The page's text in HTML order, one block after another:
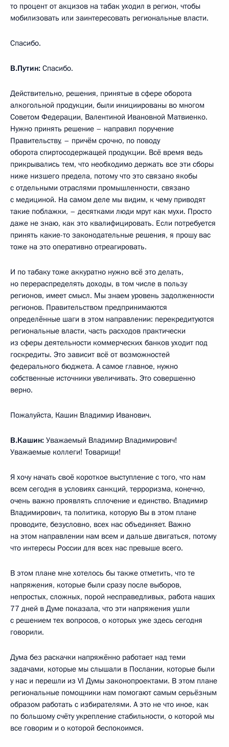
то процент от акцизов на табак уходил в регион, чтобы
мобилизовать или заинтересовать региональные власти.
Спасибо.
В.Путин: Спасибо.
Действительно, решения, принятые в сфере оборота
алкогольной продукции, были инициированы во многом
Советом Федерации, Валентиной Ивановной Матвиенко.
Нужно принять решение – направил поручение
Правительству, – причём срочно, по поводу
оборота спиртосодержащей продукции. Всё время ведь
прикрывались тем, что необходимо держать все эти сборы
ниже низшего предела, потому что это связано якобы
с отдельными отраслями промышленности, связано
с медициной. На самом деле мы видим, к чему приводят
такие поблажки, – десятками люди мрут как мухи. Просто
даже не знаю, как это квалифицировать. Если потребуется
принять какие-то законодательные решения, я прошу вас
тоже на это оперативно отреагировать.
И по табаку тоже аккуратно нужно всё это делать,
но перераспределять доходы, в том числе в пользу
регионов, имеет смысл. Мы знаем уровень задолженности
регионов. Правительством предпринимаются
определённые шаги в этом направлении: перекредитуются
региональные власти, часть расходов практически
из сферы деятельности коммерческих банков уходит под
госкредиты. Это зависит всё от возможностей
федерального бюджета. А самое главное, нужно
собственные источники увеличивать. Это совершенно
верно.
Пожалуйста, Кашин Владимир Иванович.
В.Кашин: Уважаемый Владимир Владимирович!
Уважаемые коллеги! Товарищи!
Я хочу начать своё короткое выступление с того, что нам
всем сегодня в условиях санкций, терроризма, конечно,
очень важно проявлять сплочение и единство. Владимир
Владимирович, та политика, которую Вы в этом плане
проводите, безусловно, всех нас объединяет. Важно
на этом направлении нам всем и дальше двигаться, потому
что интересы России для всех нас превыше всего.
В этом плане мне хотелось бы также отметить, что те
напряжения, которые были сразу после выборов,
непростых, сложных, порой несправедливых, работа наших
77 дней в Думе показала, что эти напряжения ушли
с решением тех вопросов, о которых уже здесь сегодня
говорили.
Дума без раскачки напряжённо работает над теми
задачами, которые мы слышали в Послании, которые были
у нас и перешли из VI Думы законопроектами. В этом плане
региональные помощники нам помогают самым серьёзным
образом работать с избирателями. А это не что иное, как
по большому счёту укрепление стабильности, о которой мы
все говорим и о которой беспокоимся.